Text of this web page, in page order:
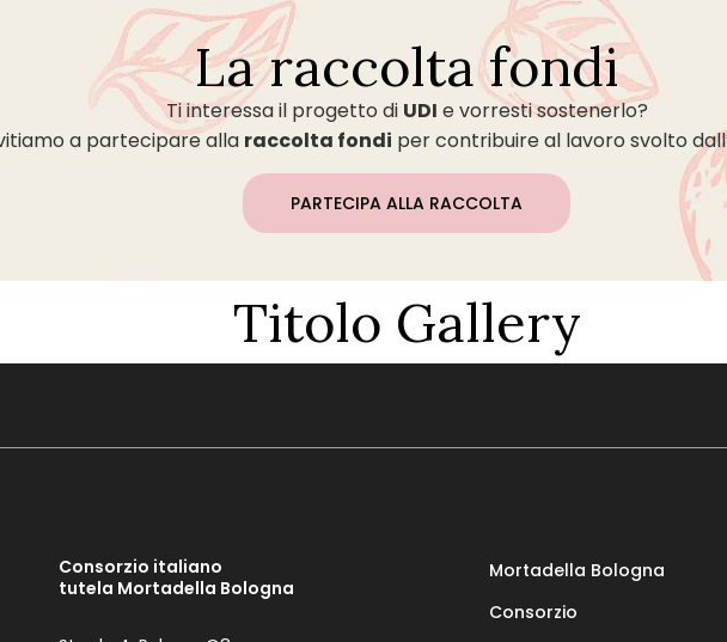
La raccolta fondi
Ti interessa il progetto di UDI e vorresti sostenerlo?
a partecipare alla raccolta fondi per contribuire al lavoro svolto
PARTECIPA ALLA RACCOLTA
Titolo Gallery
Consorzio italiano
tutela Mortadella Bologna
Mortadella Bologna
Consorzio